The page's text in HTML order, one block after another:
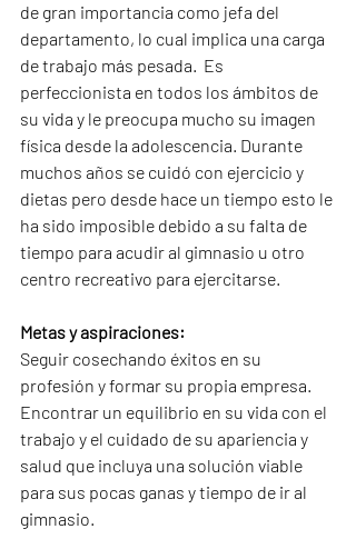
de gran importancia como jefa del
departamento, lo cual implica una carga
de trabajo más pesada.  Es
perfeccionista en todos los ámbitos de
su vida y le preocupa mucho su imagen
física desde la adolescencia. Durante
muchos años se cuidó con ejercicio y
dietas pero desde hace un tiempo esto le
ha sido imposible debido a su falta de
tiempo para acudir al gimnasio u otro
centro recreativo para ejercitarse.
Metas y aspiraciones:
Seguir cosechando éxitos en su
profesión y formar su propia empresa.
Encontrar un equilibrio en su vida con el
trabajo y el cuidado de su apariencia y
salud que incluya una solución viable
para sus pocas ganas y tiempo de ir al
gimnasio.